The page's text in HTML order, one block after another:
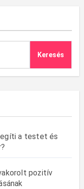
Keresés
a testet és
pozitív